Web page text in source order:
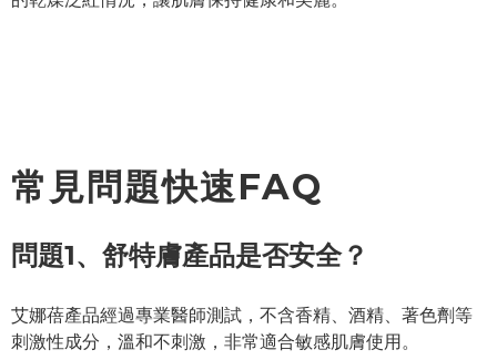
常見問題快速FAQ
問題1、舒特膚產品是否安全？
艾娜蓓產品經過專業醫師測試，不含香精、酒精、著色劑等
刺激性成分，溫和不刺激，非常適合敏感肌膚使用。